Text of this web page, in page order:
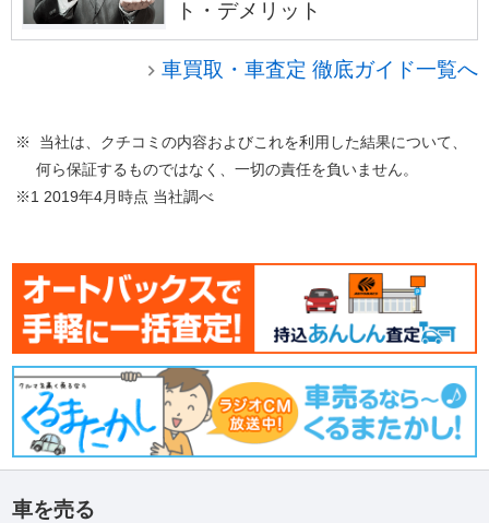
ト・デメリット
車買取・車査定 徹底ガイド一覧へ
※ 当社は、クチコミの内容およびこれを利用した結果について、
何ら保証するものではなく、一切の責任を負いません。
※1 2019年4月時点 当社調べ
車を売る